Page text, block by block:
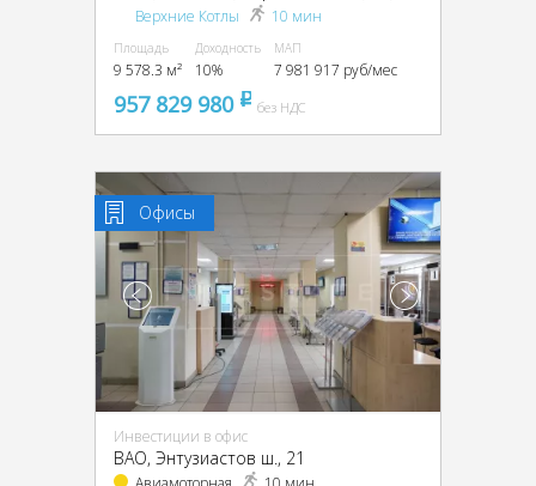
Верхние Котлы 10 мин
Площадь
9 578.3 м²
Доходность
10%
МАП
7 981 917 руб/мес
957 829 980 pуббез НДС
Офисы
Инвестиции в офис
ВАО, Энтузиастов ш., 21